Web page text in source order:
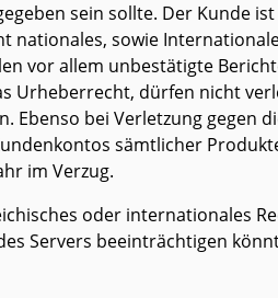
sein sollte. Der Kunde
sowie
vor allem unbestätigte
Urheberrecht, dürfen nicht
bei Verletzung gegen
sämtlicher
im Verzug.
oder internationales
Servers beeinträchtigen